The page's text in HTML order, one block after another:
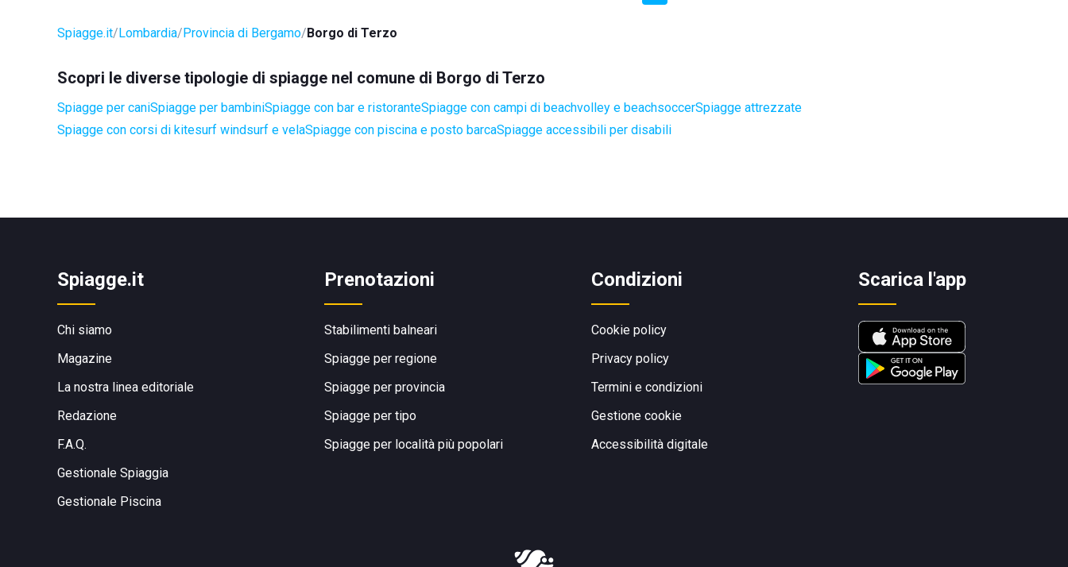
Spiagge.it Lombardia Provincia di Bergamo Borgo di Terzo
Scopri le diverse tipologie di spiagge nel comune di Borgo di Terzo
Spiagge per caniSpiagge per bambiniSpiagge con bar e ristoranteSpiagge con campi di beachvolley e beachsoccerSpiagge attrezzate
Spiagge con corsi di kitesurf windsurf e velaSpiagge con piscina e posto barcaSpiagge accessibili per disabili
Spiagge.it
Chi siamo
Magazine
La nostra linea editoriale
Redazione
F.A.Q.
Gestionale Spiaggia
Gestionale Piscina
Prenotazioni
Stabilimenti balneari
Spiagge per regione
Spiagge per provincia
Spiagge per tipo
Spiagge per località più popolari
Condizioni
Cookie policy
Privacy policy
Termini e condizioni
Gestione cookie
Accessibilità digitale
Scarica l'app